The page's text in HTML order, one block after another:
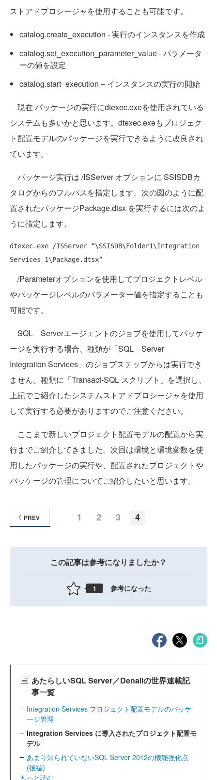
ストアドプロシージャを使用することも可能です。
catalog.create_execution - 実行のインスタンスを作成
catalog.set_execution_parameter_value - パラメータ
ーの値を設定
catalog.start_execution – インスタンスの実行の開始
現在 パッケージの実行にdtexec.exeを使用されている
システムも多いかと思います。dtexec.exeもプロジェク
ト配置モデルのパッケージを実行できるように改良され
ています。
パッケージ実行は /ISServer オプションに SSISDBカ
タログからのフルパスを指定します。次の図のように配
置されたパッケージPackage.dtsx を実行するには次のよ
うに指定します。
dtexec.exe /ISServer “\SSISDB\Folder1\Integration
/Parameterオプションを使用してプロジェクトレベル
やパッケージレベルのパラメーター値を指定することも
可能です。
SQL Serverエージェントのジョブを使用してパッケ
ージを実行する場合、種類が「SQL Server
Integration Services」のジョブステップからは実行でき
ません。種類に「Transact-SQL スクリプト」を選択し、
上記でご紹介したシステムストアドプロシージャを使用
して実行する必要がありますのでご注意ください。
ここまで新しいプロジェクト配置モデルの配置から実
行までご紹介してきました。次回は環境と環境変数を使
用したパッケージの実行や、配置されたプロジェクトや
パッケージの管理についてご紹介したいと思います。
1 2 3 4
PREV
この記事は参考になりましたか？
1 参考になった
あたらしいSQL Server／Denaliの世界連載記
事一覧
Integration Services プロジェクト配置モデルのパッケ
ージ管理
Integration Services に導入されたプロジェクト配置モ
デル
あまり知られていないSQL Server 2012の機能強化点
(後編)
もっと読む